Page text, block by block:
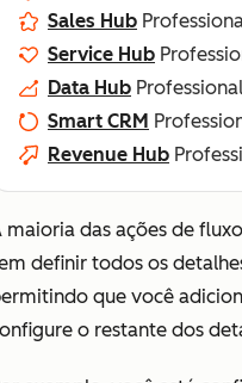
Sales Hub
Service Hub
Data Hub
Smart CRM
Revenue Hub
maioria das ações de
definir todos os
que você
o restante dos